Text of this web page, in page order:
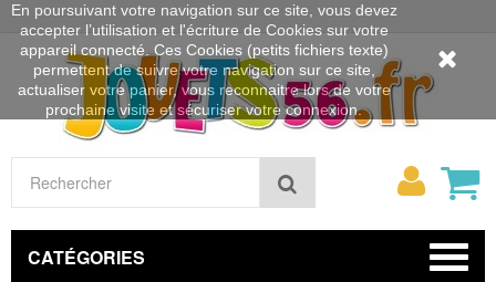
Rechercher
Mon
CATÉGORIES
En poursuivant votre navigation sur ce site, vous devez
accepter l’utilisation et l'écriture de Cookies sur votre
appareil connecté. Ces Cookies (petits fichiers texte)
permettent de suivre votre navigation sur ce site,
actualiser votre panier, vous reconnaitre lors de votre
prochaine visite et sécuriser votre connexion.